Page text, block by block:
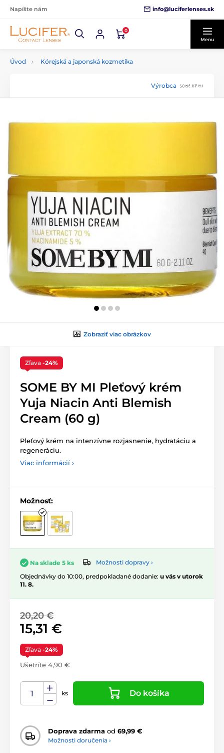
Napíšte nám info@luciferlenses.sk
0
Menu
Úvod Kórejská a japonská kozmetika
Výrobca
Zobraziť viac obrázkov
Zľava -24%
SOME BY MI Pleťový krém
Yuja Niacin Anti Blemish
Cream (60 g)
Pleťový krém na intenzívne rozjasnenie, hydratáciu a
regeneráciu.
Viac informácií ›
Možnosť:
Na sklade 5 ks
Možnosti dopravy ›
Objednávky do 10:00, predpokladané dodanie: u vás v utorok
11. 8.
20,20 €
15,31 €
Zľava -24%
Ušetríte 4,90 €
ks Do košíka
Doprava zdarma od 69,99 €
Možnosti doručenia ›